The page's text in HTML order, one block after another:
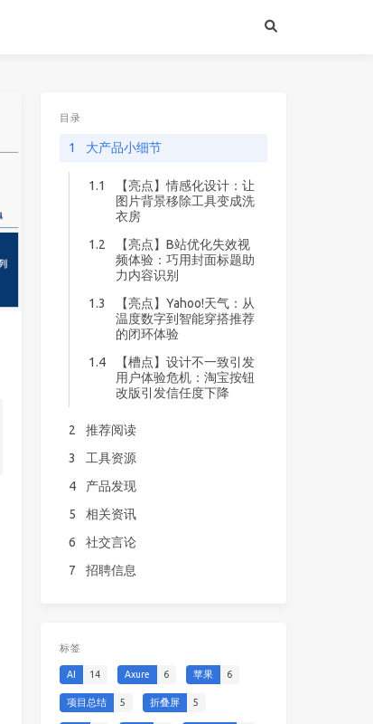
目录
1 大产品小细节
1.1
【亮点】情感化设计：让
图片背景移除工具变成洗
衣房
1.2
【亮点】B站优化失效视
频体验：巧用封面标题助
力内容识别
1.3
【亮点】Yahoo!天气：从
温度数字到智能穿搭推荐
的闭环体验
1.4
【槽点】设计不一致引发
用户体验危机：淘宝按钮
改版引发信任度下降
2
推荐阅读
3
工具资源
4
产品发现
5
相关资讯
6
社交言论
7
招聘信息
标签
AI 14 Axure 6 苹果 6
项目总结 5 折叠屏 5